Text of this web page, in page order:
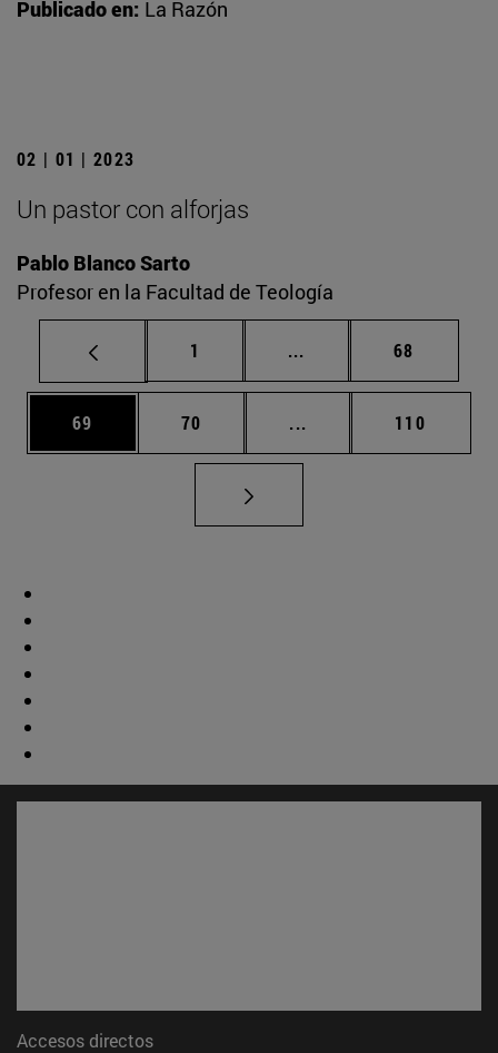
Publicado en: La Razón
02 | 01 | 2023
Un pastor con alforjas
Pablo Blanco Sarto
Profesor en la Facultad de Teología
Página
1 ... Páginas intermedias
Página
68
Página
69 Página
70 ... Páginas intermedias
Página
110
Accesos directos